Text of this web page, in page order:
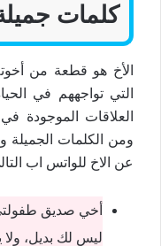
كلمات
الأخ هو قطعة من
التي تواجههم في
العلاقات الموجودة
ومن الكلمات الجميلة
عن الاخ للواتس اب
أخي صديق
ليس لك بديل،